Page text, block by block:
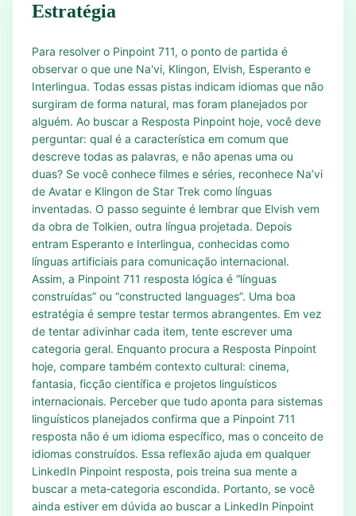
Estratégia
Para resolver o Pinpoint 711, o ponto de partida é
observar o que une Na'vi, Klingon, Elvish, Esperanto e
Interlingua. Todas essas pistas indicam idiomas que não
surgiram de forma natural, mas foram planejados por
alguém. Ao buscar a Resposta Pinpoint hoje, você deve
perguntar: qual é a característica em comum que
descreve todas as palavras, e não apenas uma ou
duas? Se você conhece filmes e séries, reconhece Na’vi
de Avatar e Klingon de Star Trek como línguas
inventadas. O passo seguinte é lembrar que Elvish vem
da obra de Tolkien, outra língua projetada. Depois
entram Esperanto e Interlingua, conhecidas como
línguas artificiais para comunicação internacional.
Assim, a Pinpoint 711 resposta lógica é “línguas
construídas” ou “constructed languages”. Uma boa
estratégia é sempre testar termos abrangentes. Em vez
de tentar adivinhar cada item, tente escrever uma
categoria geral. Enquanto procura a Resposta Pinpoint
hoje, compare também contexto cultural: cinema,
fantasia, ficção científica e projetos linguísticos
internacionais. Perceber que tudo aponta para sistemas
linguísticos planejados confirma que a Pinpoint 711
resposta não é um idioma específico, mas o conceito de
idiomas construídos. Essa reflexão ajuda em qualquer
LinkedIn Pinpoint resposta, pois treina sua mente a
buscar a meta‑categoria escondida. Portanto, se você
ainda estiver em dúvida ao buscar a LinkedIn Pinpoint